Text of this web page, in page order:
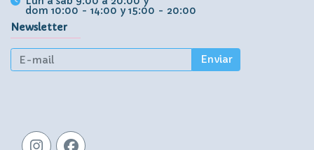
dom 10:00 - 14:00 y 15:00 - 20:00
Newsletter
Enviar